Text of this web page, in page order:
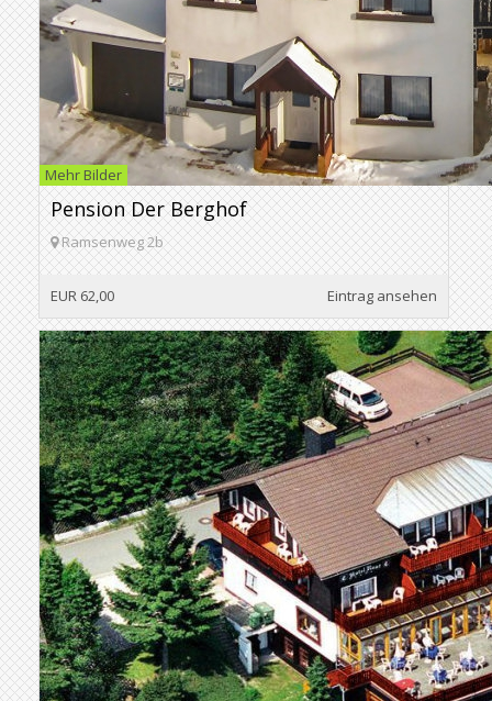
Mehr Bilder
Pension Der Berghof
Ramsenweg 2b
EUR 62,00 Eintrag ansehen